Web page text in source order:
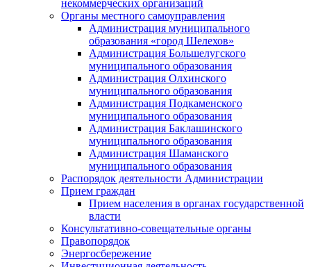
некоммерческих организаций
Органы местного самоуправления
Администрация муниципального
образования «город Шелехов»
Администрация Большелугского
муниципального образования
Администрация Олхинского
муниципального образования
Администрация Подкаменского
муниципального образования
Администрация Баклашинского
муниципального образования
Администрация Шаманского
муниципального образования
Распорядок деятельности Администрации
Прием граждан
Прием населения в органах государственной
власти
Консультативно-совещательные органы
Правопорядок
Энергосбережение